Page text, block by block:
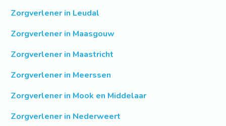
Zorgverlener in Leudal
Zorgverlener in Maasgouw
Zorgverlener in Maastricht
Zorgverlener in Meerssen
Zorgverlener in Mook en Middelaar
Zorgverlener in Nederweert